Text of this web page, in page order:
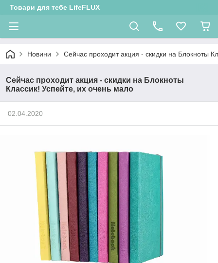
Товари для тебе LifeFLUX
Новини Сейчас проходит акция - скидки на Блокноты
Сейчас проходит акция - скидки на Блокноты
Классик! Успейте, их очень мало
02.04.2020